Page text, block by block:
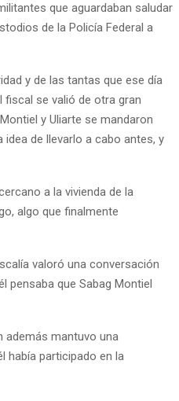
que aguardaban saludar
de la Policía Federal a
y de las tantas que ese día
fiscal se valió de otra gran
y Uliarte se mandaron
de llevarlo a cabo antes, y
a la vivienda de la
algo que finalmente
valoró una conversación
pensaba que Sabag Montiel
además mantuvo una
había participado en la